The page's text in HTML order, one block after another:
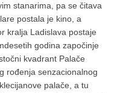
stanarima, pa se čitava
postala je kino, a
kralja Ladislava postaje
godina započinje
kvadrant Palače
rođenja senzacionalnog
palače, a tu